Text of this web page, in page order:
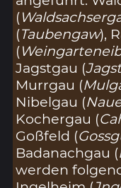
(
(Taubengaw),
(
Jagstgau (
Murrgau (
Nibelgau (
Kochergau (
Goßfeld (
Badanachgau (
werden